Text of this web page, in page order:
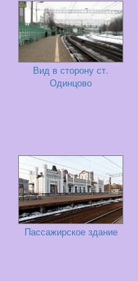
Вид в сторону ст.
Одинцово
Пассажирское здание